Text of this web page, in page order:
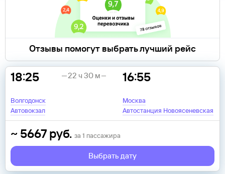
Отзывы помогут выбрать лучший рейс
18:25
Волгодонск
Автовокзал
16:55
Москва
Автостанция Новоясеневская
22 ч 30 м
~ 5667 руб. за 1 пассажира
Выбрать дату